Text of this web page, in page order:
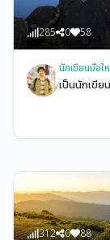
285 0 58
นักเขียนมือใ
เป็นนักเขีย
312 0 88